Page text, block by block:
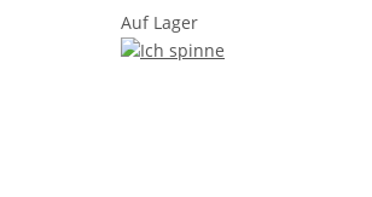
Auf Lager